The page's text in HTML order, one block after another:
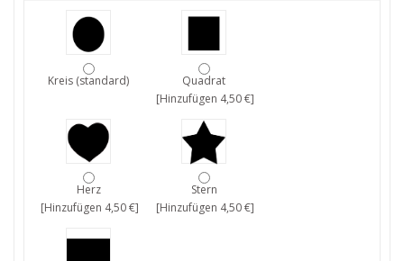
Kreis (standard)
Quadrat
[Hinzufügen 4,50 €]
Herz
[Hinzufügen 4,50 €]
Stern
[Hinzufügen 4,50 €]